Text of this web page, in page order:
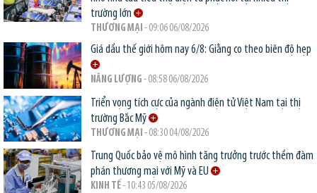
trường lớn
THƯƠNG MẠI - 09:06 06/08/2026
Giá dầu thế giới hôm nay 6/8: Giằng co theo biên độ hẹp
NĂNG LƯỢNG - 08:58 06/08/2026
Triển vọng tích cực của ngành điện tử Việt Nam tại thị
trường Bắc Mỹ
THƯƠNG MẠI - 08:30 04/08/2026
Trung Quốc bảo vệ mô hình tăng trưởng trước thềm đàm
phán thương mại với Mỹ và EU
KINH TẾ- 10:43 05/08/2026